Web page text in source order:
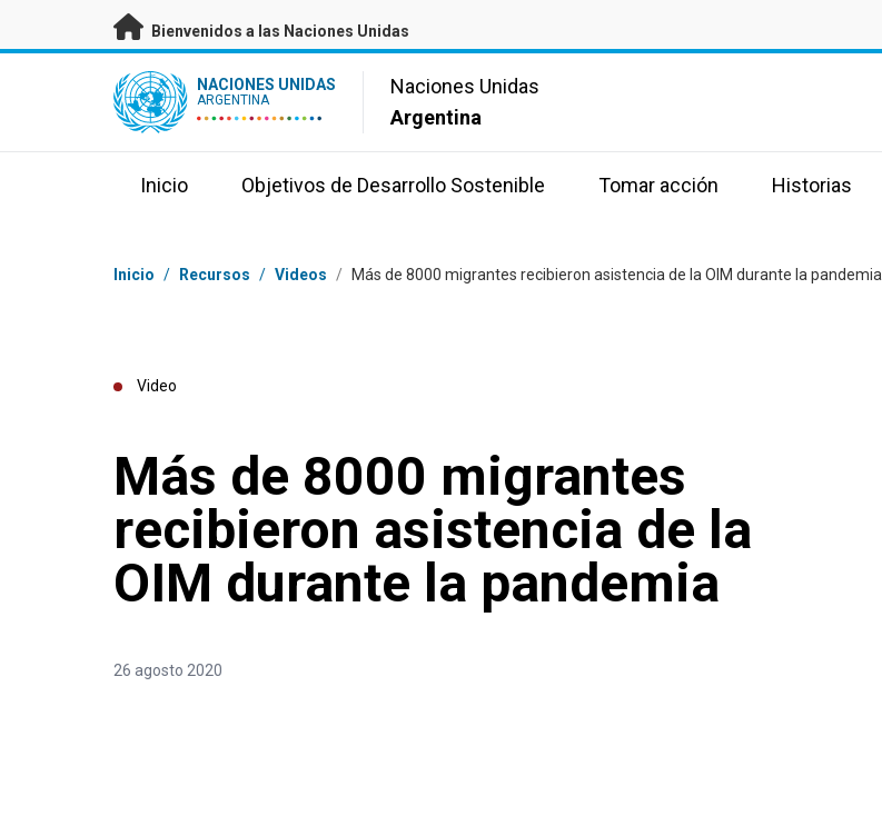
Saltar a contenido principal
Bienvenidos a las Naciones Unidas
UN Logo NACIONES UNIDAS
ARGENTINA
Naciones Unidas
Argentina
Inicio Objetivos de Desarrollo Sostenible Tomar acción Historias
Coordenadas dentro de la ruta de navegación
Inicio / Recursos / Videos / Más de 8000 migrantes recibieron asistencia de la OIM durante la pandemia
Video
Más de 8000 migrantes
recibieron asistencia de la
OIM durante la pandemia
26 agosto 2020